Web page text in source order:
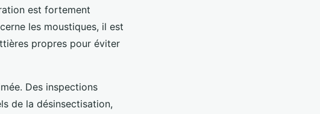
est fortement
les moustiques, il est
propres pour éviter
Des inspections
de la désinsectisation,